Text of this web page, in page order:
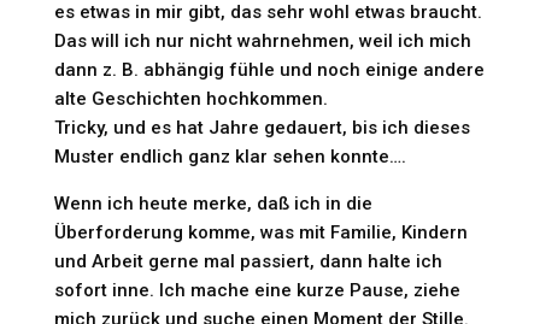
es etwas in mir gibt, das sehr wohl etwas braucht.
Das will ich nur nicht wahrnehmen, weil ich mich
dann z. B. abhängig fühle und noch einige andere
alte Geschichten hochkommen.
Tricky, und es hat Jahre gedauert, bis ich dieses
Muster endlich ganz klar sehen konnte….
Wenn ich heute merke, daß ich in die
Überforderung komme, was mit Familie, Kindern
und Arbeit gerne mal passiert, dann halte ich
sofort inne. Ich mache eine kurze Pause, ziehe
mich zurück und suche einen Moment der Stille.